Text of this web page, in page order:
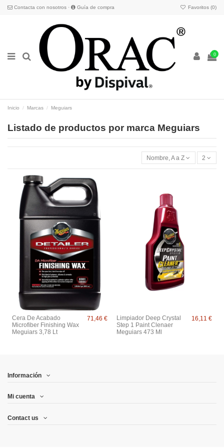
Contacta con nosotros · Guía de compra Favoritos (0)
0
Inicio Marcas Meguiars
Listado de productos por marca Meguiars
Nombre, A a Z 2
Cera De Acabado
Microfiber Finishing Wax
Meguiars 3,78 Lt
71,46 €
Limpiador Deep Crystal
Step 1 Paint Clenaer
Meguiars 473 Ml
16,11 €
Información
Mi cuenta
Contact us